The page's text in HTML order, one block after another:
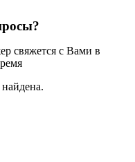
свяжется с Вами в